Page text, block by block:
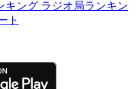
キング ラジオ局ランキン
ト